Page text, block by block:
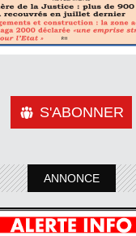
S'ABONNER
ANNONCE